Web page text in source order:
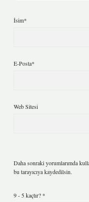
İsim*
E-Posta*
Web Sitesi
Daha sonraki yorumlarımda
bu tarayıcıya kaydedilsin.
9 - 5 kaçtır? *